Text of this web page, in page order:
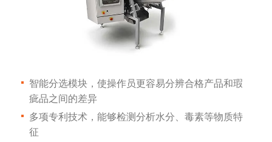
智能分选模块，使操作员更容易分辨合格产品和瑕
疵品之间的差异
多项专利技术，能够检测分析水分、毒素等物质特
征